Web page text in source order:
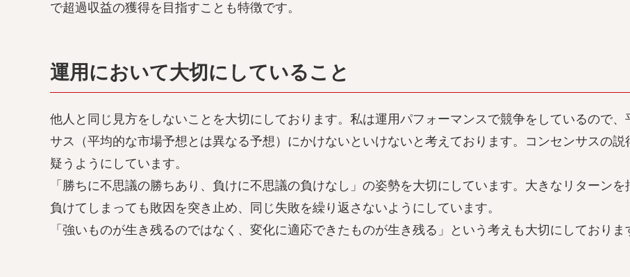
で超過収益の獲得を目指すことも特徴です。
運用において大切にしていること
他人と同じ見方をしないことを大切にしております。私は運用パフォーマンスで競争をしているので
サス（平均的な市場予想とは異なる予想）にかけないといけないと考えております。コンセンサスの
疑うようにしています。
「勝ちに不思議の勝ちあり、負けに不思議の負けなし」の姿勢を大切にしています。大きなリターン
負けてしまっても敗因を突き止め、同じ失敗を繰り返さないようにしています。
「強いものが生き残るのではなく、変化に適応できたものが生き残る」という考えも大切にしておりま